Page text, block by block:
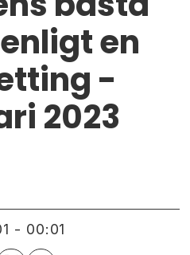
en
-
2023
- 00:01